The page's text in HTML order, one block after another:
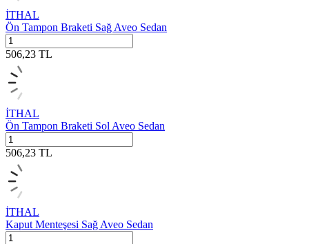
İTHAL
Ön Tampon Braketi Sağ Aveo Sedan
506,23 TL
İTHAL
Ön Tampon Braketi Sol Aveo Sedan
506,23 TL
İTHAL
Kaput Menteşesi Sağ Aveo Sedan